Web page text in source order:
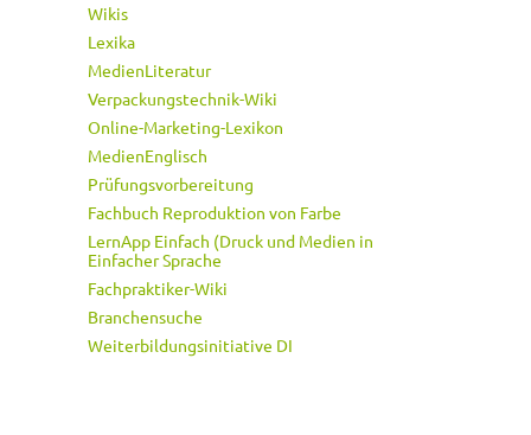
Wikis
Lexika
MedienLiteratur
Verpackungstechnik-Wiki
Online-Marketing-Lexikon
MedienEnglisch
Prüfungsvorbereitung
Fachbuch Reproduktion von Farbe
LernApp Einfach (Druck und Medien in
Einfacher Sprache
Fachpraktiker-Wiki
Branchensuche
Weiterbildungsinitiative DI